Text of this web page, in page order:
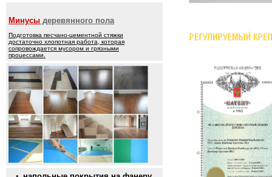
Минусы деревянного пола
Подготовка песчано-цементной стяжки
достаточно хлопотная работа, которая
сопровождается мусором и грязными
процессами.